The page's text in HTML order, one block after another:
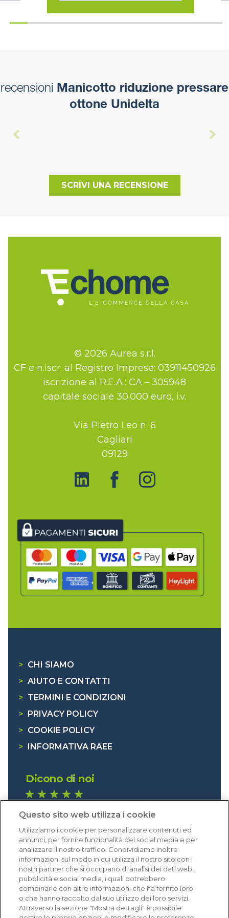
recensioni Manicotto riduzione pressare
ottone Unidelta
SCRIVI UNA RECENSIONE
© 2026 Aurea s.r.l.
CF e n.iscr. al Registro Imprese: 03911450926
iscrizione al R.E.A.: CA – 305948
capitale sociale 30.000 euro, i.v.
Via Pietro Leo n. 6
Cagliari
09129
> CHI SIAMO
> AIUTO E CONTATTI
> TERMINI E CONDIZIONI
>
PRIVACY POLICY
> COOKIE POLICY
>
INFORMATIVA RAEE
Dicono di noi
Eccellente (4,8)
Acquisti verificati
Questo sito web utilizza i cookie
Utilizziamo i cookie per personalizzare contenuti ed
annunci, per fornire funzionalità dei social media e per
analizzare il nostro traffico. Condividiamo inoltre
informazioni sul modo in cui utilizza il nostro sito con i
nostri partner che si occupano di analisi dei dati web,
pubblicità e social media, i quali potrebbero
combinarle con altre informazioni che ha fornito loro
o che hanno raccolto dal suo utilizzo dei loro servizi.
Attraverso la sezione "Mostra dettagli" è possibile